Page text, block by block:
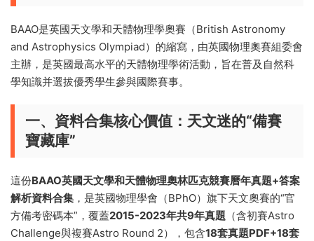
BAAO是‌英國天文學和天體物理學奧賽‌（British Astronomy
and Astrophysics Olympiad）的縮寫，由英國物理奧賽組委會
主辦，是英國最高水平的天體物理學術活動，旨在普及自然科
學知識并選拔優秀學生參與國際賽事。‌‌
一、資料合集核心價值：天文迷的“備賽
寶藏庫”
這份BAAO英國天文學和天體物理奧林匹克競賽曆年真題+答案
解析資料合集 ，是英國物理學會（BPhO）旗下天文奧賽的“官
方備考密碼本”，覆蓋2015-2023年共9年真題 （含初賽Astro
Challenge與複賽Astro Round 2），包含18套真題PDF+18套